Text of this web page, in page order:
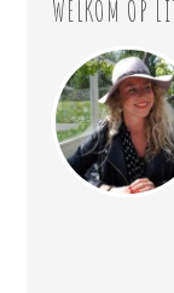
WELKOM OP